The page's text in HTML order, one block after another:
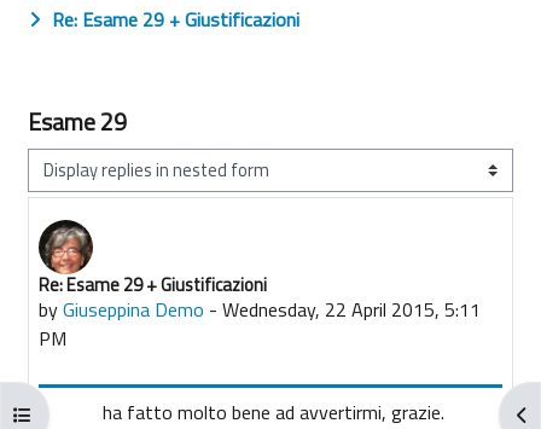
Open course index
Re: Esame 29 + Giustificazioni
Esame 29
Display mode
Re: Esame 29 + Giustificazioni
byGiuseppina Demo - Wednesday, 22 April 2015, 5:11
PM
Number of replies: 0
ha fatto molto bene ad avvertirmi, grazie.